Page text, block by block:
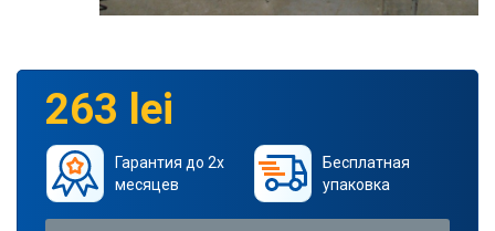
263 lei
Гарантия до 2х
месяцев
Бесплатная
упаковка